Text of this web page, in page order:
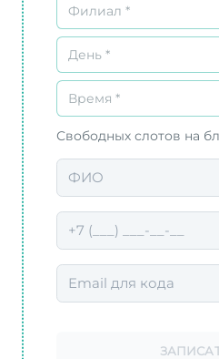
Филиал *
День *
Время *
Свободных слотов на